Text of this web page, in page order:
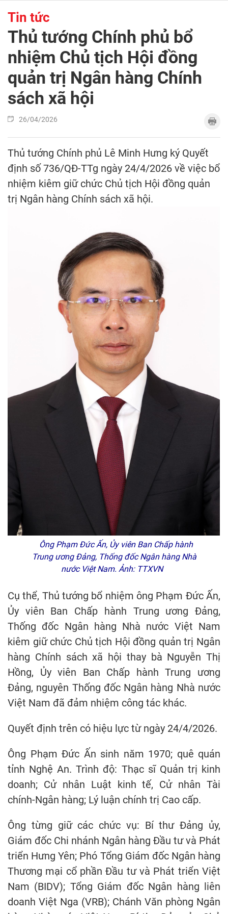
Tin tức
Thủ tướng Chính phủ bổ
nhiệm Chủ tịch Hội đồng
quản trị Ngân hàng Chính
sách xã hội
26/04/2026
Thủ tướng Chính phủ Lê Minh Hưng ký Quyết
định số 736/QĐ-TTg ngày 24/4/2026 về việc bổ
nhiệm kiêm giữ chức Chủ tịch Hội đồng quản
trị Ngân hàng Chính sách xã hội.
Ông Phạm Đức Ấn, Ủy viên Ban Chấp hành
Trung ương Đảng, Thống đốc Ngân hàng Nhà
nước Việt Nam. Ảnh: TTXVN
Cụ thể, Thủ tướng bổ nhiệm ông Phạm Đức Ấn,
Ủy viên Ban Chấp hành Trung ương Đảng,
Thống đốc Ngân hàng Nhà nước Việt Nam
kiêm giữ chức Chủ tịch Hội đồng quản trị Ngân
hàng Chính sách xã hội thay bà Nguyễn Thị
Hồng, Ủy viên Ban Chấp hành Trung ương
Đảng, nguyên Thống đốc Ngân hàng Nhà nước
Việt Nam đã đảm nhiệm công tác khác.
Quyết định trên có hiệu lực từ ngày 24/4/2026.
Ông Phạm Đức Ấn sinh năm 1970; quê quán
tỉnh Nghệ An. Trình độ: Thạc sĩ Quản trị kinh
doanh; Cử nhân Luật kinh tế, Cử nhân Tài
chính-Ngân hàng; Lý luận chính trị Cao cấp.
Ông từng giữ các chức vụ: Bí thư Đảng ủy,
Giám đốc Chi nhánh Ngân hàng Đầu tư và Phát
triển Hưng Yên; Phó Tổng Giám đốc Ngân hàng
Thương mại cổ phần Đầu tư và Phát triển Việt
Nam (BIDV); Tổng Giám đốc Ngân hàng liên
doanh Việt Nga (VRB); Chánh Văn phòng Ngân